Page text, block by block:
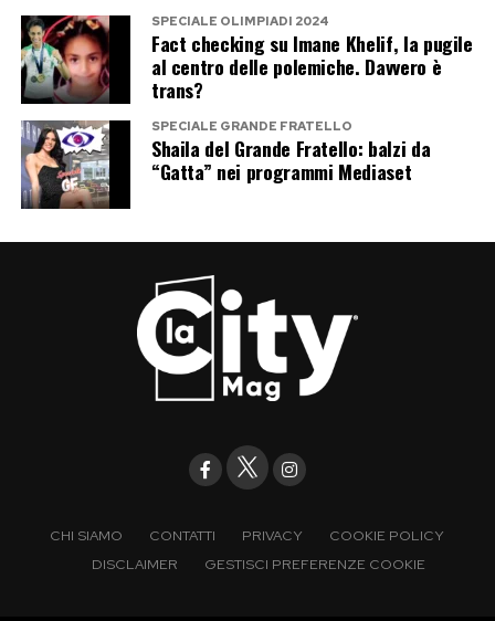
SPECIALE OLIMPIADI 2024
Fact checking su Imane Khelif, la pugile
al centro delle polemiche. Davvero è
trans?
SPECIALE GRANDE FRATELLO
Shaila del Grande Fratello: balzi da
“Gatta” nei programmi Mediaset
CHI SIAMO CONTATTI PRIVACY
COOKIE POLICY
DISCLAIMER
GESTISCI PREFERENZE COOKIE